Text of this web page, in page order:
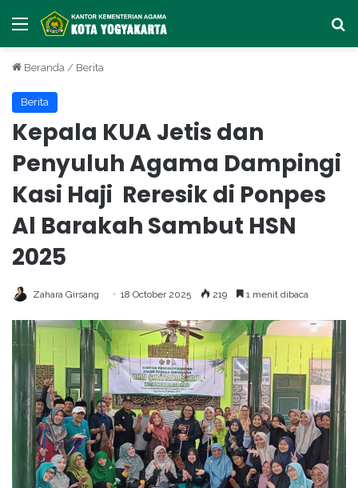
Menu
Beranda / Berita
Berita
Kepala KUA Jetis dan
Penyuluh Agama Dampingi
Kasi Haji Reresik di Ponpes
Al Barakah Sambut HSN
2025
Zahara Girsang 18 October 2025 219 1 menit dibaca